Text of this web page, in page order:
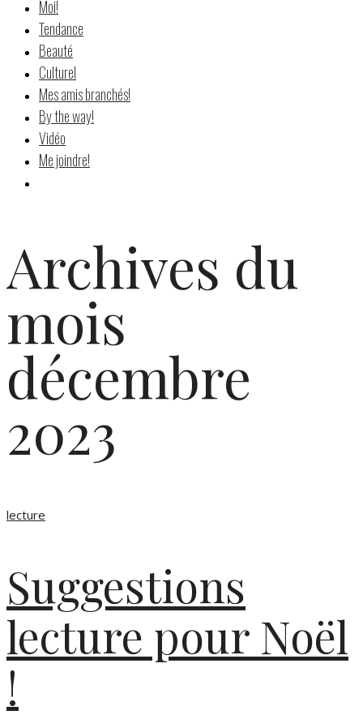
Moi!
Tendance
Beauté
Culturel
Mes amis branchés!
By the way!
Vidéo
Me joindre!
Archives du
mois
décembre
2023
lecture
Suggestions
lecture pour Noël
!